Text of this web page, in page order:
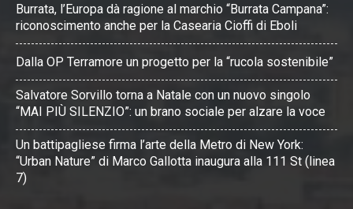
Burrata, l’Europa dà ragione al marchio “Burrata Campana”:
riconoscimento anche per la Casearia Cioffi di Eboli
Dalla OP Terramore un progetto per la “rucola sostenibile”
Salvatore Sorvillo torna a Natale con un nuovo singolo
“MAI PIÙ SILENZIO”: un brano sociale per alzare la voce
Un battipagliese firma l’arte della Metro di New York:
“Urban Nature” di Marco Gallotta inaugura alla 111 St (linea
7)